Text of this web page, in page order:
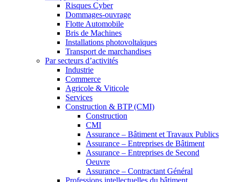
Risques Cyber
Dommages-ouvrage
Flotte Automobile
Bris de Machines
Installations photovoltaïques
Transport de marchandises
Par secteurs d’activités
Industrie
Commerce
Agricole & Viticole
Services
Construction & BTP (CMI)
Construction
CMI
Assurance – Bâtiment et Travaux Publics
Assurance – Entreprises de Bâtiment
Assurance – Entreprises de Second
Oeuvre
Assurance – Contractant Général
Professions intellectuelles du bâtiment